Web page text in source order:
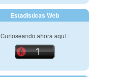
Estadisticas Web
Curioseando ahora aquí :